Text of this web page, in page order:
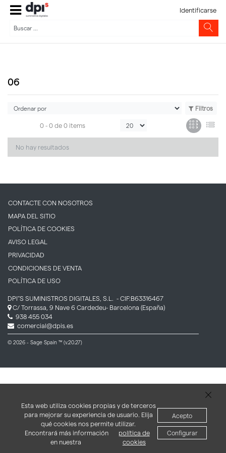
Identificarse
06
Filtros
0 - 0 de 0 items
No hay resultados
CONTACTE CON NOSOTROS
MAPA DEL SITIO
POLÍTICA DE COOKIES
AVISO LEGAL
PRIVACIDAD
CONDICIONES DE VENTA
POLÍTICA DE USO
DPI''S SUMINISTROS DIGITALES, S.L. - CIF:B63316467
C/ Torrassa, 9 Nave 6 Cardedeu- Barcelona (España)
938 455 034
comercial@dpis.es
© 2026 - Sage Spain ™ (v.20.27)
Esta web utiliza cookies propias y de terceros
para mejorar su experiencia de usuario. Elija
qué cookies nos permite utilizar.
Encontrará más información
en nuestra
política de
cookies
Acepto
Configurar